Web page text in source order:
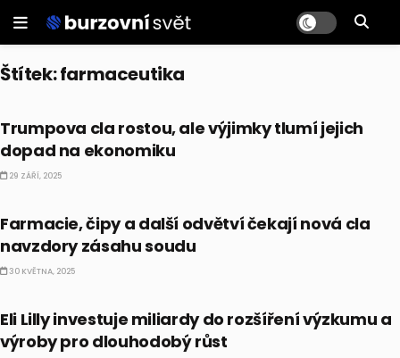
Štítek:farmaceutika
Trumpova cla rostou, ale výjimky tlumí jejich
dopad na ekonomiku
29 ZÁŘÍ, 2025
Farmacie, čipy a další odvětví čekají nová cla
navzdory zásahu soudu
30 KVĚTNA, 2025
Eli Lilly investuje miliardy do rozšíření výzkumu a
výroby pro dlouhodobý růst